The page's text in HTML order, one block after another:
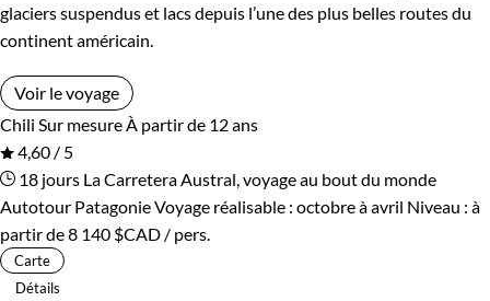
glaciers suspendus et lacs depuis l’une des plus belles routes du
continent américain.
Voir le voyage
Chili Sur mesure À partir de 12 ans
4,60 / 5
18 jours La Carretera Austral, voyage au bout du monde
Autotour PatagonieVoyage réalisable : octobre à avril Niveau : à
partir de8 140 $CAD / pers.
Carte
Détails